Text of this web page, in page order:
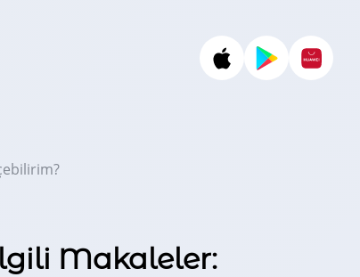
Makaleler: